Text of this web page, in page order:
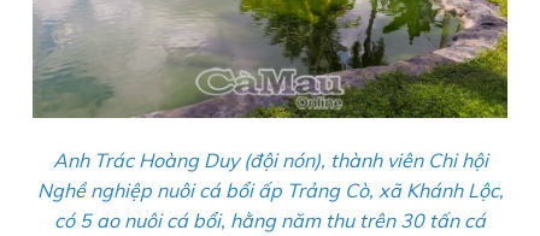
Anh Trác Hoàng Duy (đội nón), thành viên Chi hội
Nghề nghiệp nuôi cá bổi ấp Trảng Cò, xã Khánh Lộc,
có 5 ao nuôi cá bổi, hằng năm thu trên 30 tấn cá